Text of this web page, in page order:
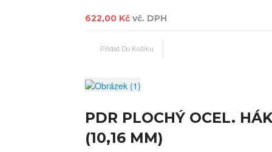
622,00 Kč vč. DPH
PDR PLOCHÝ OCEL.
(10,16 MM)